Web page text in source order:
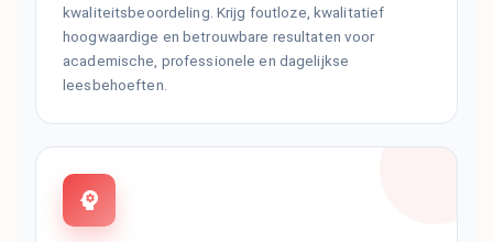
kwaliteitsbeoordeling. Krijg foutloze, kwalitatief
hoogwaardige en betrouwbare resultaten voor
academische, professionele en dagelijkse
leesbehoeften.